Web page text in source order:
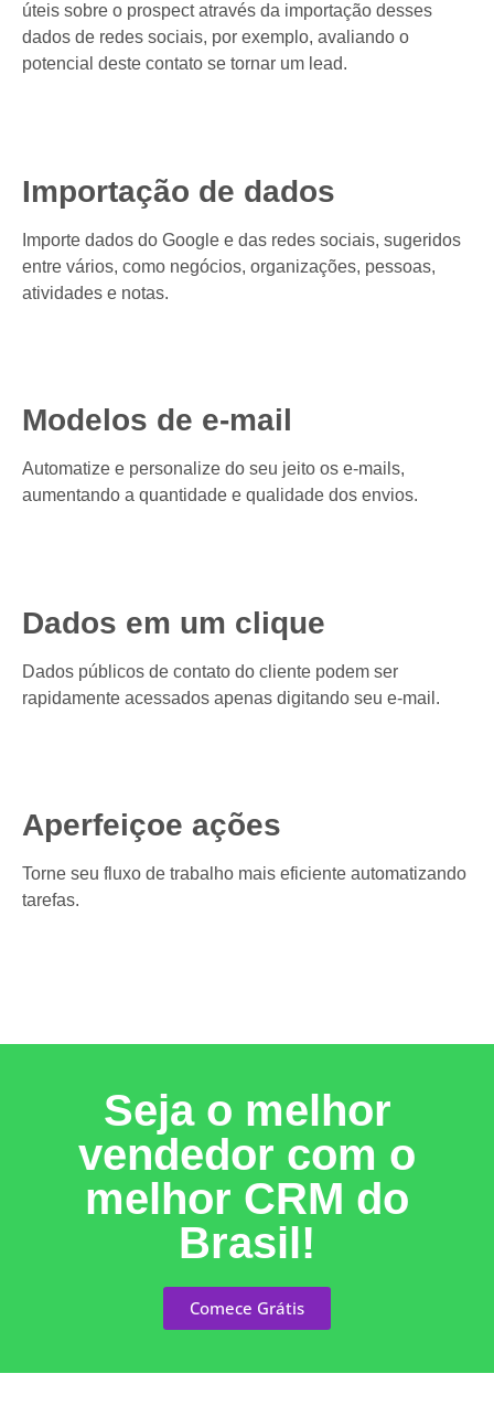
úteis sobre o prospect através da importação desses
dados de redes sociais, por exemplo, avaliando o
potencial deste contato se tornar um lead.
Importação de dados
Importe dados do Google e das redes sociais, sugeridos
entre vários, como negócios, organizações, pessoas,
atividades e notas.
Modelos de e-mail
Automatize e personalize do seu jeito os e-mails,
aumentando a quantidade e qualidade dos envios.
Dados em um clique
Dados públicos de contato do cliente podem ser
rapidamente acessados apenas digitando seu e-mail.
Aperfeiçoe ações
Torne seu fluxo de trabalho mais eficiente automatizando
tarefas.
Seja o melhor
vendedor com o
melhor CRM do
Brasil!
Comece Grátis